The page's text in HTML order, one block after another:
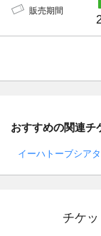
販売期間
おすすめの関連チ
イーハトーブシア
チケ